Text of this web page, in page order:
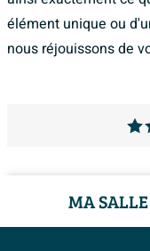
élément unique ou
nous réjouissons de
MA